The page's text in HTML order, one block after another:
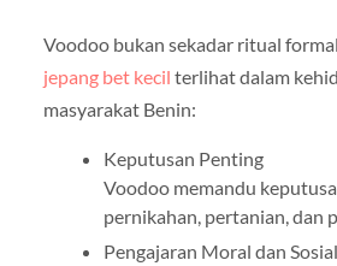
Voodoo bukan sekadar ritual
jepang bet kecil terlihat dalam
masyarakat Benin:
Keputusan Penting
Voodoo memandu
pernikahan, pertanian, dan
Pengajaran Moral dan Sosial